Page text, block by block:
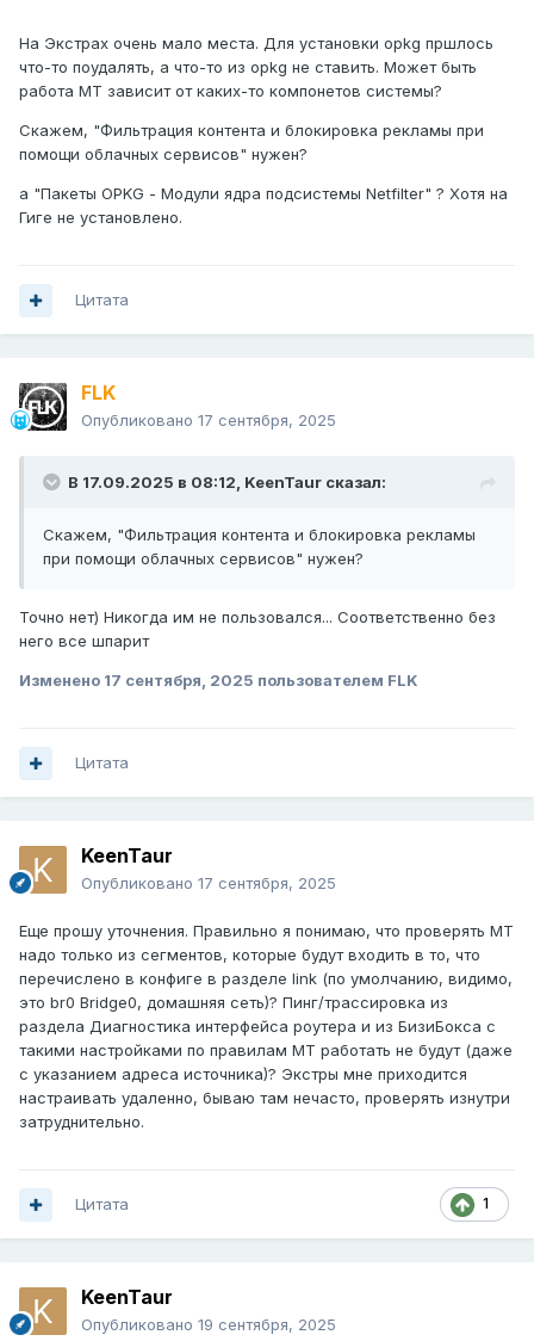
На Экстрах очень мало места. Для установки opkg пршлось
что-то поудалять, а что-то из opkg не ставить. Может быть
работа МТ зависит от каких-то компонетов системы?
Скажем, "Фильтрация контента и блокировка рекламы при
помощи облачных сервисов" нужен?
а "Пакеты OPKG - Модули ядра подсистемы Netfilter" ? Хотя на
Гиге не установлено.
Цитата
FLK
Опубликовано 17 сентября, 2025
В 17.09.2025 в 08:12, KeenTaur сказал:
Скажем, "Фильтрация контента и блокировка рекламы
при помощи облачных сервисов" нужен?
Точно нет) Никогда им не пользовался... Соответственно без
него все шпарит
Изменено 17 сентября, 2025 пользователем FLK
Цитата
KeenTaur
Опубликовано 17 сентября, 2025
Еще прошу уточнения. Правильно я понимаю, что проверять МТ
надо только из сегментов, которые будут входить в то, что
перечислено в конфиге в разделе link (по умолчанию, видимо,
это br0 Bridge0, домашняя сеть)? Пинг/трассировка из
раздела Диагностика интерфейса роутера и из БизиБокса с
такими настройками по правилам МТ работать не будут (даже
с указанием адреса источника)? Экстры мне приходится
настраивать удаленно, бываю там нечасто, проверять изнутри
затруднительно.
1
Цитата
KeenTaur
Опубликовано 19 сентября, 2025